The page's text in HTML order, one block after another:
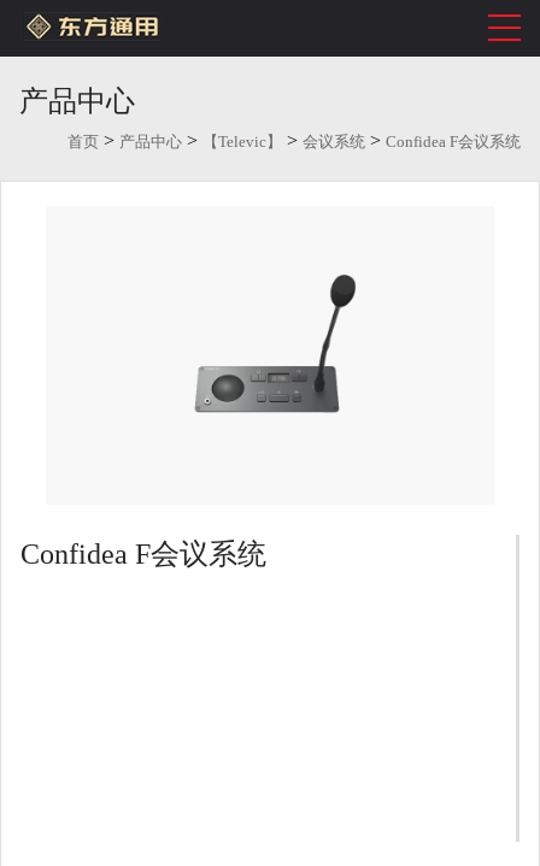
产品中心
首页 > 产品中心 > 【Televic】 > 会议系统 > Confidea F会议系统
Confidea F会议系统